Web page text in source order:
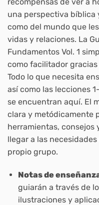
una perspectiva bíblica
como del mundo que
vidas y relaciones. La
Fundamentos Vol. 1
como facilitador
Todo lo que necesita
así como las lecciones
se encuentran aquí. El
clara y metódicamente
herramientas, consejos
llegar a las
propio grupo.
Notas de
guiarán a través de
ilustraciones y